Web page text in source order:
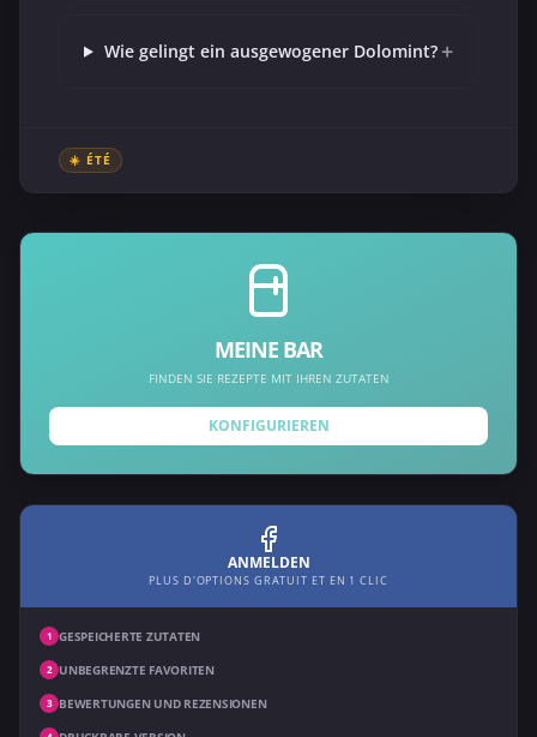
Wie gelingt ein ausgewogener Dolomint? +
☀️ ÉTÉ
MEINE BAR
FINDEN SIE REZEPTE MIT IHREN ZUTATEN
KONFIGURIEREN
ANMELDEN
PLUS D'OPTIONS GRATUIT ET EN 1 CLIC
1 GESPEICHERTE ZUTATEN
2 UNBEGRENZTE FAVORITEN
3 BEWERTUNGEN UND REZENSIONEN